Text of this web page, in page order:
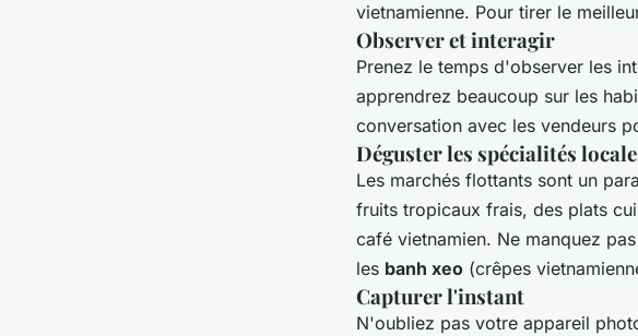
vietnamienne. Pour tirer le
Observer et interagir
Prenez le temps d'observer les
apprendrez beaucoup sur les
conversation avec les vendeurs
Déguster les spécialités
Les marchés flottants sont un
fruits tropicaux frais, des plats
café vietnamien. Ne manquez
les banh xeo (crêpes
Capturer l'instant
N'oubliez pas votre appareil